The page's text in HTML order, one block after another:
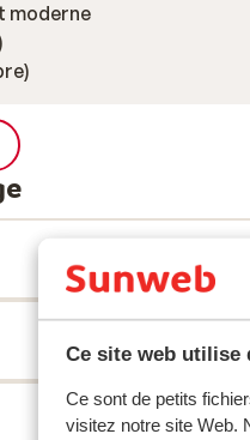
Ce site web utilise
Ce sont de petits
visitez notre site Web.
moderne